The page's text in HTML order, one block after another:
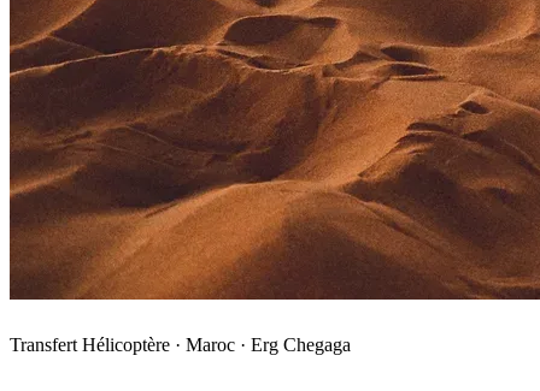
Transfert Hélicoptère · Maroc · Erg Chegaga